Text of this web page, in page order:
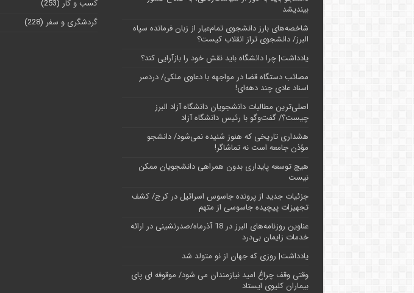
بیندیشد
شاخصه‌های بارز دانشجوی تمام‌عیار از زبان فرمانده سپاه
البرز/ دانشجوی تراز انقلاب کیست؟
یادداشت| چرا دانشگاه باید نقش خود را بازآرایی کند؟
مصائب دستگاه قضا در مواجهه با دعاوی ملکی/ دردسر
اسناد عادی چند‌ دهه‌ای!
اصلی‌ترین مطالبات دانشجویان دانشگاه آزاد البرز
چیست؟/ گفت‌وگو با رئیس دانشگاه آز‌اد
هشداری تاریخی که هنوز شنیده نمی‌شود/ دانشجو
مؤذن جامعه است نه تماشاگر!
هیچ توسعه پایداری بدون همراهی دانشجویان ممکن
نیست
جزئیات جدید از پرونده جاسوس اسرائیل در کرج/‌ کشف
تجهیزات پیچیده جاسوسی از متهم
عناوین روزنامه‌های البرز در ‌18 آذرماه/صدرنشینی در ارائه
خدمات زایمان بی‌درد
یادداشت| روزی که جهان از نو متولد شد
وقتی وقف چراغ امید نیازمندان می شود/ موقوفه ای پای
بیماران کلیوی ایستاد
کسب و کار (253)
گردشگری و سفر (228)